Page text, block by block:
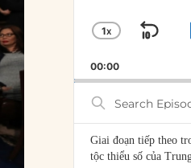
CHANGE
RATE
1X
00:00
Search
Episodes
Giai đoạn tiếp theo
tộc thiểu số của